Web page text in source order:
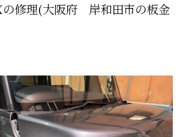
の修理(大阪府 岸和田市の板金